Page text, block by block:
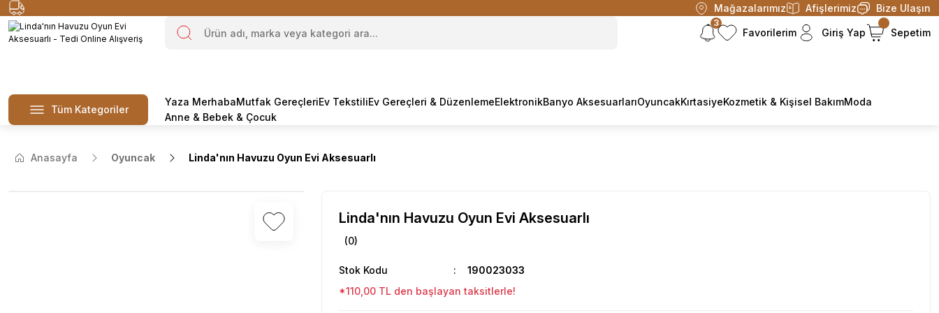
Mağazalarımız Afişlerimiz Bize Ulaşın
3
Favorilerim Giriş Yap Sepetim
Tüm Kategoriler
Yaza MerhabaMutfak GereçleriEv TekstiliEv Gereçleri & DüzenlemeElektronikBanyo AksesuarlarıOyuncakKırtasiyeKozmetik & Kişisel BakımModa
Anne & Bebek & Çocuk
Anasayfa Oyuncak Linda'nın Havuzu Oyun Evi Aksesuarlı
Linda'nın Havuzu Oyun Evi Aksesuarlı
(0)
Stok Kodu
190023033
*110,00 TL den başlayan taksitlerle!